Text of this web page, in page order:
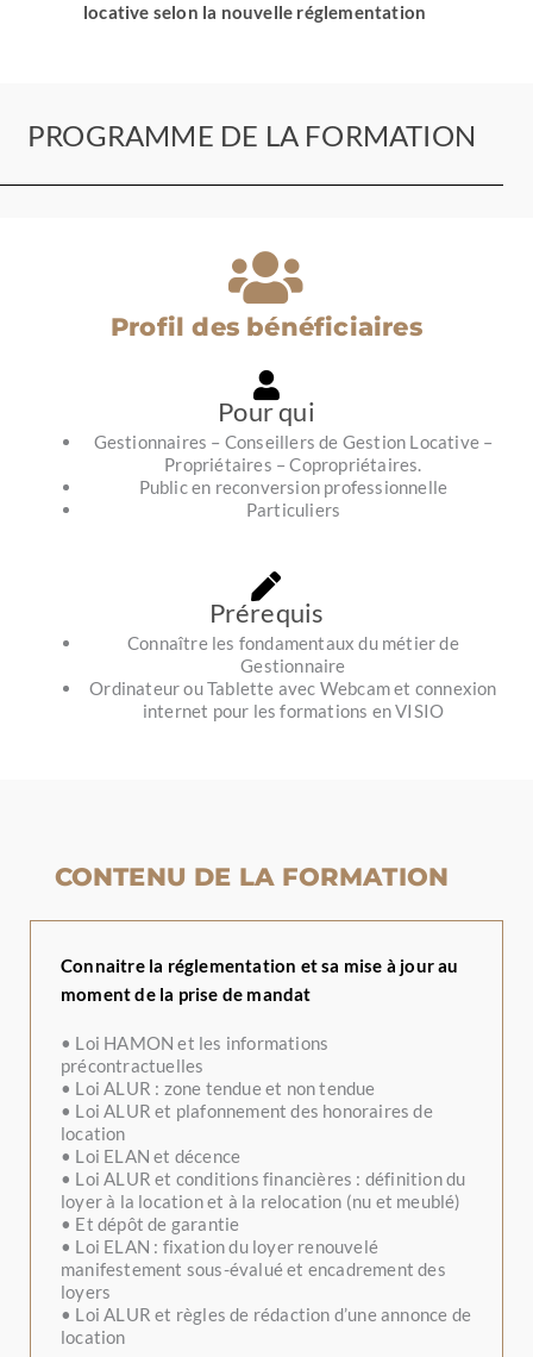
locative selon la nouvelle réglementation
PROGRAMME DE LA FORMATION
Profil des bénéficiaires
Pour qui
Gestionnaires – Conseillers de Gestion Locative –
Propriétaires – Copropriétaires.
Public en reconversion professionnelle
Particuliers
Prérequis
Connaître les fondamentaux du métier de
Gestionnaire
Ordinateur ou Tablette avec Webcam et connexion
internet pour les formations en VISIO
CONTENU DE LA FORMATION
Connaitre la réglementation et sa mise à jour au
moment de la prise de mandat
• Loi HAMON et les informations
précontractuelles
• Loi ALUR : zone tendue et non tendue
• Loi ALUR et plafonnement des honoraires de
location
• Loi ELAN et décence
• Loi ALUR et conditions financières : définition du
loyer à la location et à la relocation (nu et meublé)
• Et dépôt de garantie
• Loi ELAN : fixation du loyer renouvelé
manifestement sous-évalué et encadrement des
loyers
• Loi ALUR et règles de rédaction d’une annonce de
location